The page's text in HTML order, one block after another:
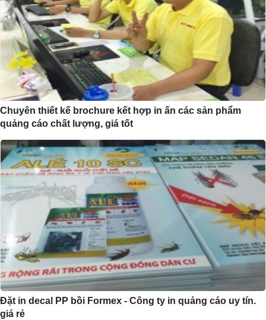
Chuyên thiết kế brochure kết hợp in ấn các sản phẩm
quảng cáo chất lượng, giá tốt
Đặt in decal PP bồi Formex - Công ty in quảng cáo uy tín.
giá rẻ